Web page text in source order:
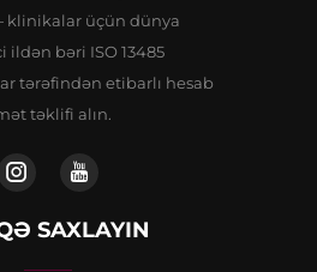
klinikalar üçün dünya
ildən bəri ISO 13485
tərəfindən etibarlı hesab
təklifi alın.
SAXLAYIN